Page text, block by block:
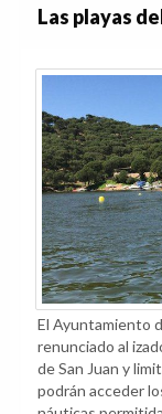
Las playas
El Ayuntamiento
renunciado al
de San Juan y
podrán acceder